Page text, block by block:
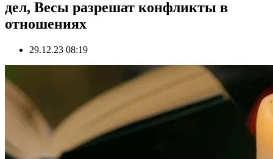
дел, Весы разрешат конфликты в
отношениях
29.12.23 08:19